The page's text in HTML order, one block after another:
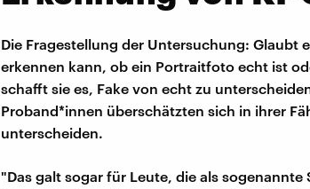
Die Fragestellung der Untersuchung: Glaubt
erkennen kann, ob ein Portraitfoto echt ist
schafft sie es, Fake von echt zu
Proband*innen überschätzten sich in ihrer
unterscheiden.
"Das galt sogar für Leute, die als